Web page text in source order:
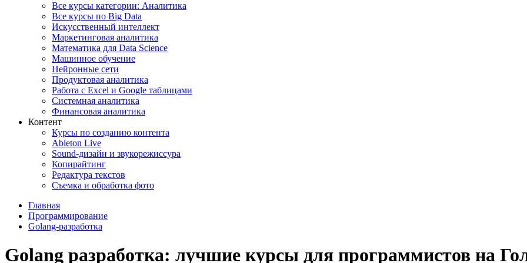
Все курсы категории: Аналитика
Все курсы по Big Data
Искусственный интеллект
Маркетинговая аналитика
Математика для Data Science
Машинное обучение
Нейронные сети
Продуктовая аналитика
Работа с Excel и Google таблицами
Системная аналитика
Финансовая аналитика
Контент
Курсы по созданию контента
Ableton Live
Sound-дизайн и звукорежиссура
Копирайтинг
Редактура текстов
Съемка и обработка фото
Главная
Программирование
Golang-разработка
Golang разработка: лучшие курсы для программистов на